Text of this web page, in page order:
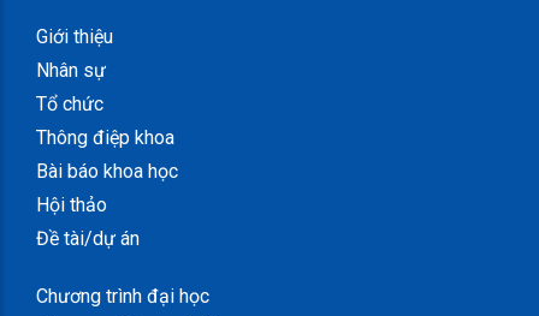
Giới thiệu
Nhân sự
Tổ chức
Thông điệp khoa
Bài báo khoa học
Hội thảo
Đề tài/dự án
Chương trình đại học